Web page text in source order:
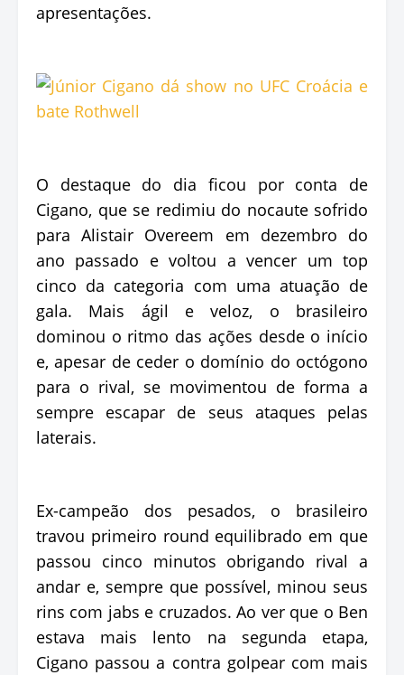
apresentações.
O destaque do dia ficou por conta de
Cigano, que se redimiu do nocaute sofrido
para Alistair Overeem em dezembro do
ano passado e voltou a vencer um top
cinco da categoria com uma atuação de
gala. Mais ágil e veloz, o brasileiro
dominou o ritmo das ações desde o início
e, apesar de ceder o domínio do octógono
para o rival, se movimentou de forma a
sempre escapar de seus ataques pelas
laterais.
Ex-campeão dos pesados, o brasileiro
travou primeiro round equilibrado em que
passou cinco minutos obrigando rival a
andar e, sempre que possível, minou seus
rins com jabs e cruzados. Ao ver que o Ben
estava mais lento na segunda etapa,
Cigano passou a contra golpear com mais